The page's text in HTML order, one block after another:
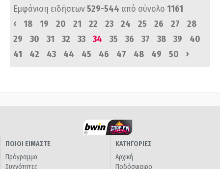
Εμφάνιση ειδήσεων529-544 από σύνολο 1161
‹
18 19 20 21 22 23 24 25 26 27
28
29
30 31 32 33 34 35 36 37 38 39
40
41
42 43 44 45 46 47 48 49 50 ›
ΠΟΙΟΙ ΕΙΜΑΣΤΕ
Πρόγραμμα
Συχνότητες
ΚΑΤΗΓΟΡΙΕΣ
Αρχική
Ποδόσφαιρο